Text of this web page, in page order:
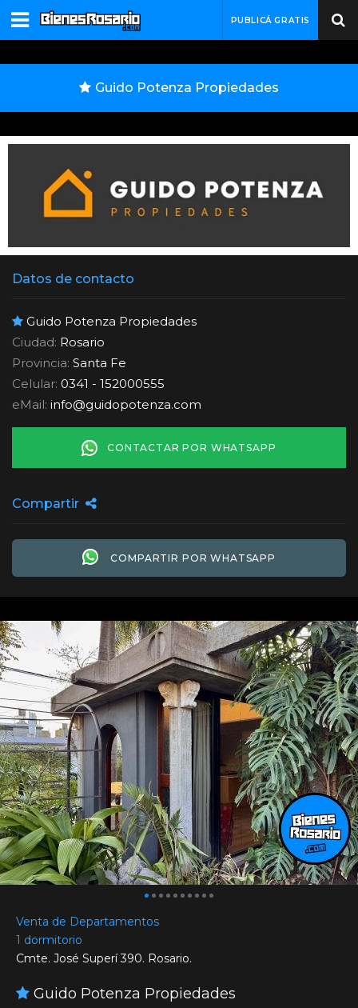
PUBLICÁ GRATIS
Guido Potenza Propiedades
Datos de contacto
Guido Potenza Propiedades
Ciudad: Rosario
Provincia: Santa Fe
Celular: 0341 - 152000555
eMail: info@guidopotenza.com
CONTACTAR POR WHATSAPP
Compartir
COMPARTIR POR WHATSAPP
Venta de Departamentos
1 dormitorio
Cmte. José Superí 390. Rosario.
Guido Potenza Propiedades